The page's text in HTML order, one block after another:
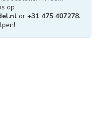
op
or +31 475 407278.